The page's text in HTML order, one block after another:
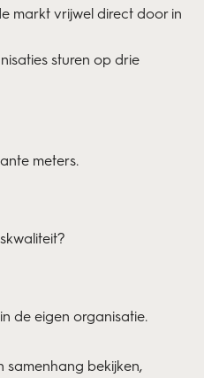
markt vrijwel direct door in
sturen op drie
meters.
de eigen organisatie.
samenhang bekijken,